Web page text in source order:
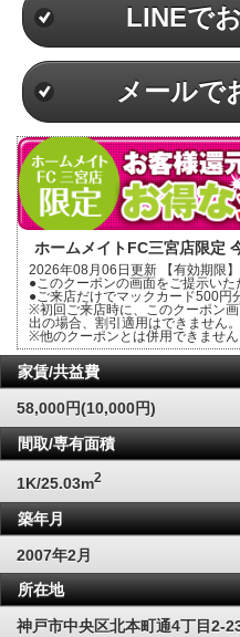
LINEで
メールで
ホームメイトFC三宮店限定
2026年08月06日更新 【有効期限
●このクーポンの画面をご提示いた
●ご来店だけでマックカード500円
※初回ご来店時に、このクーポン
出の場合、割引適用はできません。
※他のクーポンとは併用できません
家賃/共益費
58,000円(10,000円)
間取/専有面積
1K/25.03m2
築年月
2007年2月
所在地
神戸市中央区北本町通4丁目2-